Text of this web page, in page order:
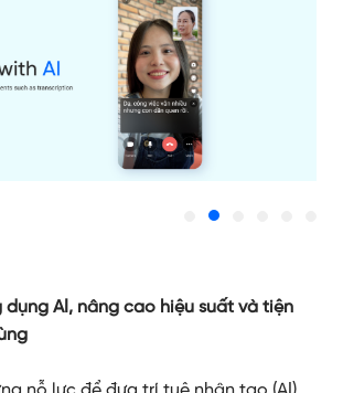
dụng AI, nâng cao hiệu suất và tiện